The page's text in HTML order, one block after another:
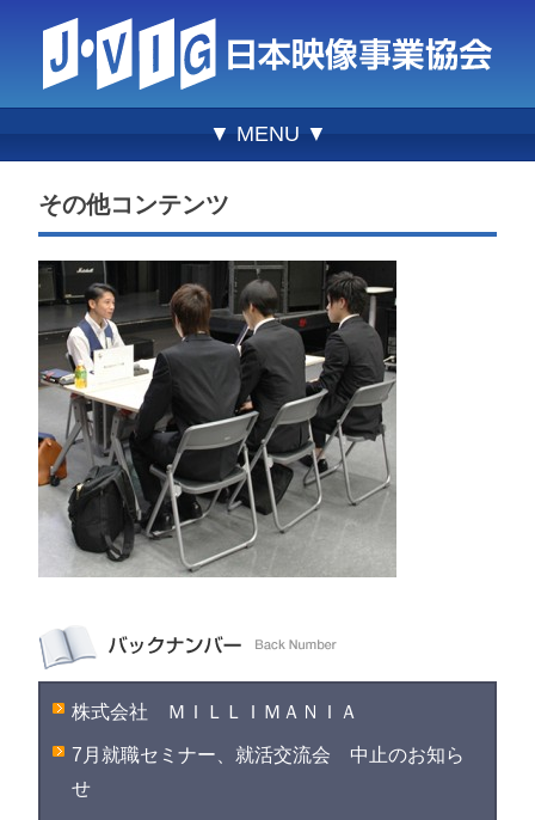
▼ MENU ▼
その他コンテンツ
株式会社 ＭＩＬＬＩＭＡＮＩＡ
7月就職セミナー、就活交流会 中止のお知ら
せ